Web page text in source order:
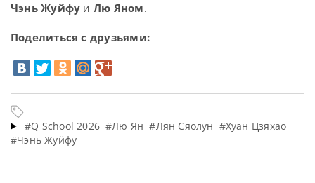
Чэнь Жуйфу и Лю Яном.
Поделиться с друзьями:
#Q School 2026 #Лю Ян #Лян Сяолун #Хуан Цзяхао
#Чэнь Жуйфу